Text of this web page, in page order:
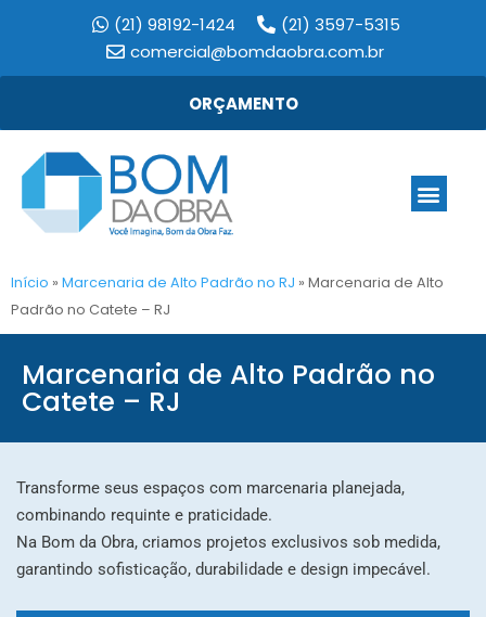
(21) 98192-1424
(21) 3597-5315
comercial@bomdaobra.com.br
ORÇAMENTO
Início » Marcenaria de Alto Padrão no RJ » Marcenaria de Alto
Padrão no Catete – RJ
Marcenaria de Alto Padrão no
Catete – RJ
Transforme seus espaços com marcenaria planejada,
combinando requinte e praticidade.
Na Bom da Obra, criamos projetos exclusivos sob medida,
garantindo sofisticação, durabilidade e design impecável.